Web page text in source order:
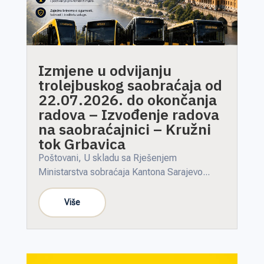
Izmjene u odvijanju
trolejbuskog saobraćaja od
22.07.2026. do okončanja
radova – Izvođenje radova
na saobraćajnici – Kružni
tok Grbavica
Poštovani, U skladu sa Rješenjem
Ministarstva sobraćaja Kantona Sarajevo...